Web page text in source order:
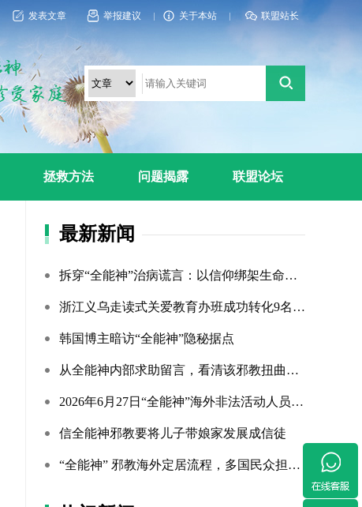
发表文章 举报建议 关于本站 联盟站长
拯救方法 问题揭露 联盟论坛
最新新闻
拆穿“全能神”治病谎言：以信仰绑架生命，以洗脑延误治疗
浙江义乌走读式关爱教育办班成功转化9名“全能神”“全范围?...
韩国博主暗访“全能神”隐秘据点
从全能神内部求助留言，看清该邪教扭曲的相处环境与常态化的...
2026年6月27日“全能神”海外非法活动人员照片曝光（连载109...
信全能神邪教要将儿子带娘家发展成信徒
“全能神” 邪教海外定居流程，多国民众担忧难民法遭滥用